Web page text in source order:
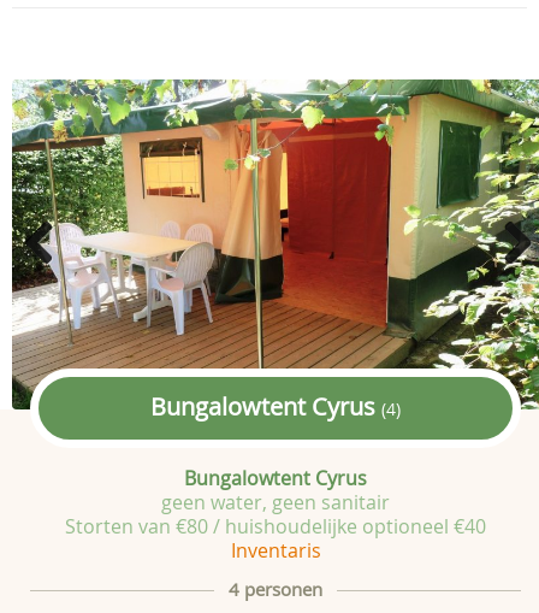
Previous Next
Bungalowtent Cyrus (4)
Bungalowtent Cyrus
geen water, geen sanitair
Storten van €80 / huishoudelijke optioneel €40
Inventaris
4 personen